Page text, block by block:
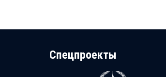
Cпецпроекты